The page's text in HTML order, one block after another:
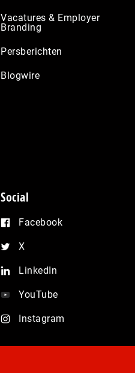
Vacatures & Employer
Branding
Persberichten
Blogwire
Social
Facebook
X
LinkedIn
YouTube
Instagram